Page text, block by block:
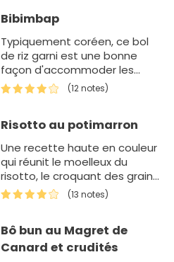
Bibimbap
Typiquement coréen, ce bol
de riz garni est une bonne
façon d'accommoder les
restes.
(12 notes)
Risotto au potimarron
Une recette haute en couleur
qui réunit le moelleux du
risotto, le croquant des grains
de courge et la douceur du
potimarron
(13 notes)
Bô bun au Magret de
Canard et crudités